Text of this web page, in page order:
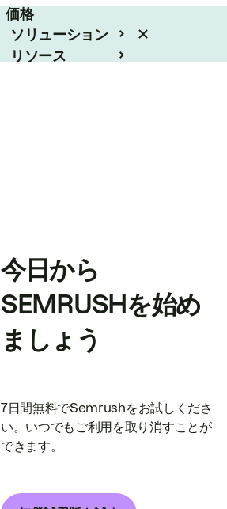
価格
ソリューション
リソース
今日から
SEMRUSHを始め
ましょう
7日間無料でSemrushをお試しくださ
い。いつでもご利用を取り消すことが
できます。